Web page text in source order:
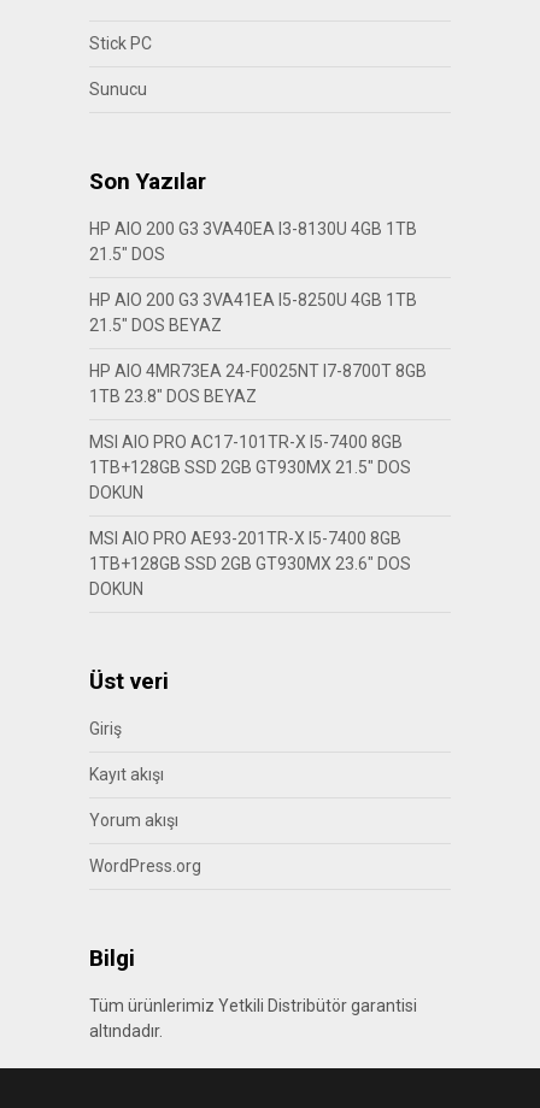
Stick PC
Sunucu
Son Yazılar
HP AIO 200 G3 3VA40EA I3-8130U 4GB 1TB
21.5″ DOS
HP AIO 200 G3 3VA41EA I5-8250U 4GB 1TB
21.5″ DOS BEYAZ
HP AIO 4MR73EA 24-F0025NT I7-8700T 8GB
1TB 23.8″ DOS BEYAZ
MSI AIO PRO AC17-101TR-X I5-7400 8GB
1TB+128GB SSD 2GB GT930MX 21.5″ DOS
DOKUN
MSI AIO PRO AE93-201TR-X I5-7400 8GB
1TB+128GB SSD 2GB GT930MX 23.6″ DOS
DOKUN
Üst veri
Giriş
Kayıt akışı
Yorum akışı
WordPress.org
Bilgi
Tüm ürünlerimiz Yetkili Distribütör garantisi
altındadır.